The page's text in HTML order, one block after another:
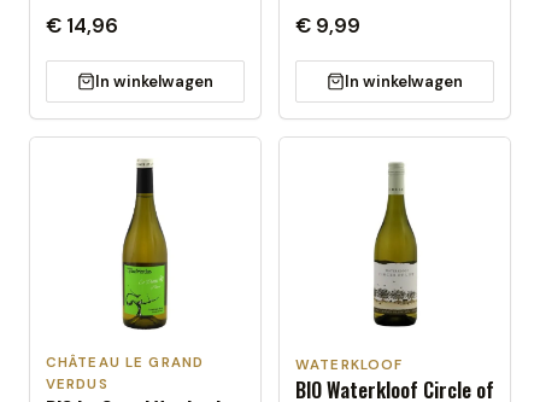
€ 14,96
In winkelwagen
€ 9,99
In winkelwagen
CHÂTEAU LE GRAND
VERDUS
WATERKLOOF
BIO Waterkloof Circle of